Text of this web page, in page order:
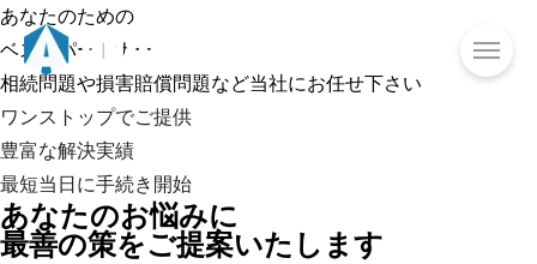
あなたのための
ベストパートナー
相続問題や損害賠償問題など当社にお任せ下さい
ワンストップでご提供
豊富な解決実績
最短当日に手続き開始
あなたのお悩みに
最善の策をご提案いたします